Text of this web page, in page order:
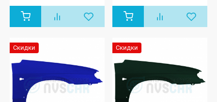
Скидки Скидки